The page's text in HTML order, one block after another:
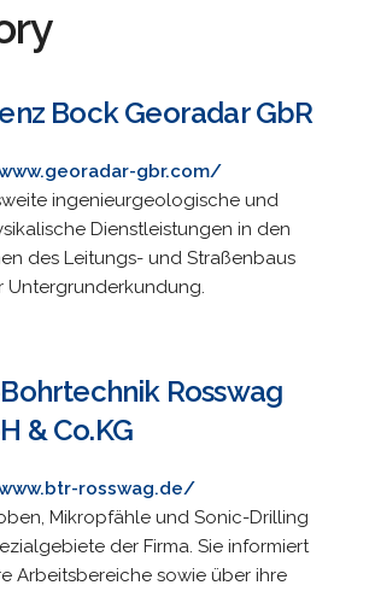
Bock Georadar GbR
gbr.com/
ingenieurgeologische und
Dienstleistungen in den
des Leitungs- und Straßenbaus
Untergrunderkundung.
Rosswag
& Co.KG
rosswag.de/
Mikropfähle und Sonic-Drilling
der Firma. Sie informiert
Arbeitsbereiche sowie über ihre